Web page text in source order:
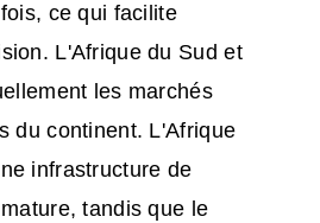
ce qui facilite
L'Afrique du Sud et
les marchés
du continent. L'Afrique
infrastructure de
tandis que le